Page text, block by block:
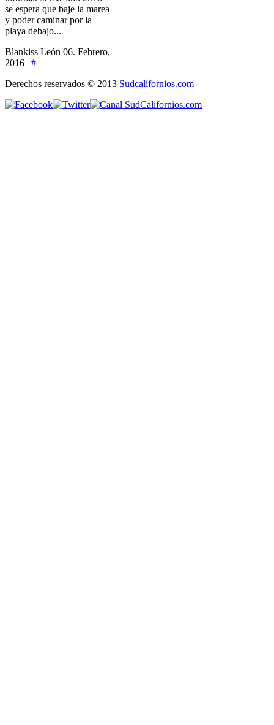
se espera que baje la marea
y poder caminar por la
playa debajo...
Blankiss León 06. Febrero,
2016 | #
Derechos reservados © 2013 Sudcalifornios.com